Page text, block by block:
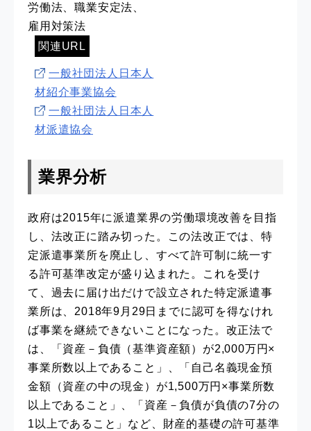
労働法、職業安定法、
雇用対策法
関連URL
一般社団法人日本人
材紹介事業協会
一般社団法人日本人
材派遣協会
業界分析
政府は2015年に派遣業界の労働環境改善を目指
し、法改正に踏み切った。この法改正では、特
定派遣事業所を廃止し、すべて許可制に統一す
る許可基準改定が盛り込まれた。これを受け
て、過去に届け出だけで設立された特定派遣事
業所は、2018年9月29日までに認可を得なけれ
ば事業を継続できないことになった。改正法で
は、「資産－負債（基準資産額）が2,000万円×
事業所数以上であること」、「自己名義現金預
金額（資産の中の現金）が1,500万円×事業所数
以上であること」、「資産－負債が負債の7分の
1以上であること」など、財産的基礎の許可基準